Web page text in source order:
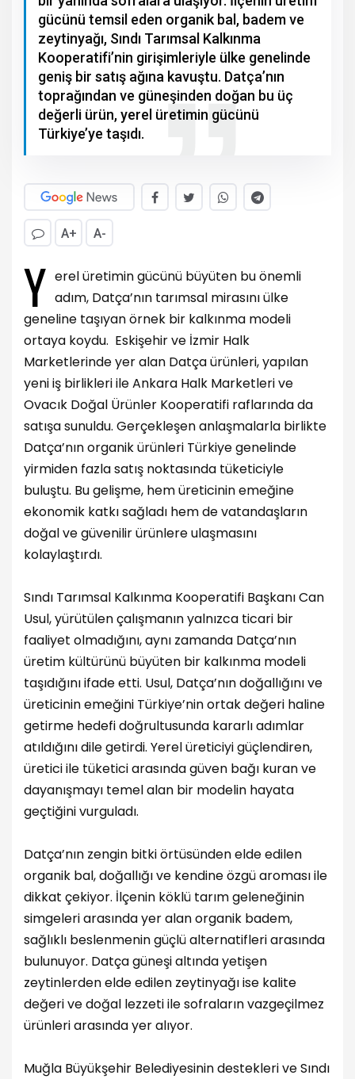
gücünü temsil eden organik bal, badem ve
zeytinyağı, Sındı Tarımsal Kalkınma
Kooperatifi’nin girişimleriyle ülke genelinde
geniş bir satış ağına kavuştu. Datça’nın
toprağından ve güneşinden doğan bu üç
değerli ürün, yerel üretimin gücünü
Türkiye’ye taşıdı.
A+ A-
Y erel üretimin gücünü büyüten bu önemli
adım, Datça’nın tarımsal mirasını ülke
geneline taşıyan örnek bir kalkınma modeli
ortaya koydu. Eskişehir ve İzmir Halk
Marketlerinde yer alan Datça ürünleri, yapılan
yeni iş birlikleri ile Ankara Halk Marketleri ve
Ovacık Doğal Ürünler Kooperatifi raflarında da
satışa sunuldu. Gerçekleşen anlaşmalarla birlikte
Datça’nın organik ürünleri Türkiye genelinde
yirmiden fazla satış noktasında tüketiciyle
buluştu. Bu gelişme, hem üreticinin emeğine
ekonomik katkı sağladı hem de vatandaşların
doğal ve güvenilir ürünlere ulaşmasını
kolaylaştırdı.
Sındı Tarımsal Kalkınma Kooperatifi Başkanı Can
Usul, yürütülen çalışmanın yalnızca ticari bir
faaliyet olmadığını, aynı zamanda Datça’nın
üretim kültürünü büyüten bir kalkınma modeli
taşıdığını ifade etti. Usul, Datça’nın doğallığını ve
üreticinin emeğini Türkiye’nin ortak değeri haline
getirme hedefi doğrultusunda kararlı adımlar
atıldığını dile getirdi. Yerel üreticiyi güçlendiren,
üretici ile tüketici arasında güven bağı kuran ve
dayanışmayı temel alan bir modelin hayata
geçtiğini vurguladı.
Datça’nın zengin bitki örtüsünden elde edilen
organik bal, doğallığı ve kendine özgü aroması ile
dikkat çekiyor. İlçenin köklü tarım geleneğinin
simgeleri arasında yer alan organik badem,
sağlıklı beslenmenin güçlü alternatifleri arasında
bulunuyor. Datça güneşi altında yetişen
zeytinlerden elde edilen zeytinyağı ise kalite
değeri ve doğal lezzeti ile sofraların vazgeçilmez
ürünleri arasında yer alıyor.
Muğla Büyükşehir Belediyesinin destekleri ve Sındı